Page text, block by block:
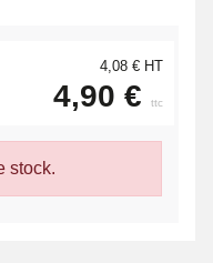
4,08 € HT
4,90 € ttc
stock.